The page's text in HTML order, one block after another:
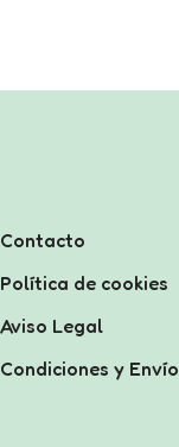
Contacto
Política de cookies
Aviso Legal
Condiciones y Envío